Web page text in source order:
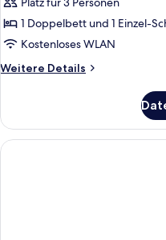
1 Doppelbett und 1 Einzel-
Kostenloses WLAN
Weitere Details
Weitere
(2+1)